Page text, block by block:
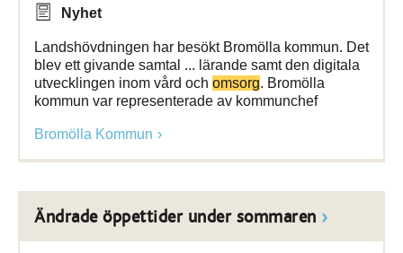
Nyhet
Landshövdningen har besökt Bromölla kommun. Det
blev ett givande samtal ... lärande samt den digitala
utvecklingen inom vård och omsorg. Bromölla
kommun var representerade av kommunchef
Bromölla Kommun
Ändrade öppettider under sommaren